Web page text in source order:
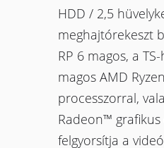
HDD / 2,5
meghajtórekeszt
RP 6 magos, a
magos AMD
processzorral,
Radeon™ grafikus
felgyorsítja a